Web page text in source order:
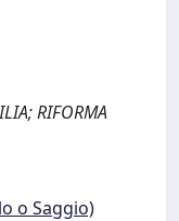
RIFORMA
o Saggio)